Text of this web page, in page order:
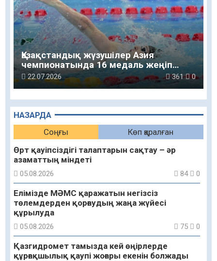
НАЗАРДА
Соңғы
Көп қаралған
Өрт қауіпсіздігі талаптарын сақтау – әр
азаматтың міндеті
05.08.2026 84 0
Елімізде МӘМС қаражатын негізсіз
төлемдерден қорғаудың жаңа жүйесі
құрылуда
05.08.2026 75 0
Қазгидромет тамызда кей өңірлерде
құрғақшылық қаупі жоғары екенін болжады
Қазақстандық жүзушілер Азия
чемпионатында 16 медаль жеңіп
алды
22.07.2026 361 0